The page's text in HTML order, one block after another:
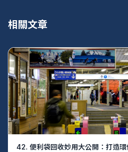
相關文章
42. 便利袋回收妙用大公開：打造